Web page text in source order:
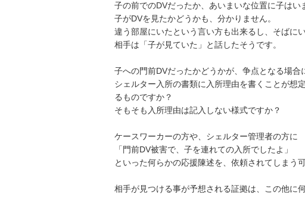
子の前でのDVだったか、あいまいな位置に子はい
子がDVを見たかどうかも、分かりません。
違う部屋にいたという言い方も出来るし、そばに
相手は「子が見ていた」と話したそうです。
子への門前DVだったかどうかが、争点となる場合
シェルター入所の書類に入所理由を書くことが想
るものですか？
そもそも入所理由は記入しない様式ですか？
ケースワーカーの方や、シェルター管理者の方に
「門前DV被害で、子を連れての入所でしたよ」
といった何らかの応援陳述を、依頼されてしまう
相手が見つける事が予想される証拠は、この他に